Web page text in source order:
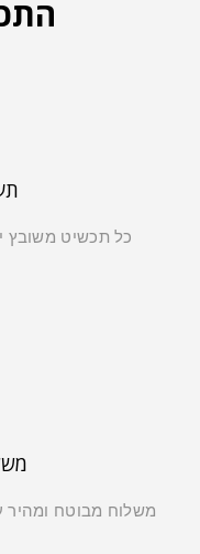
כל תכשיט משובץ
משלוח מבוטח ומהיר